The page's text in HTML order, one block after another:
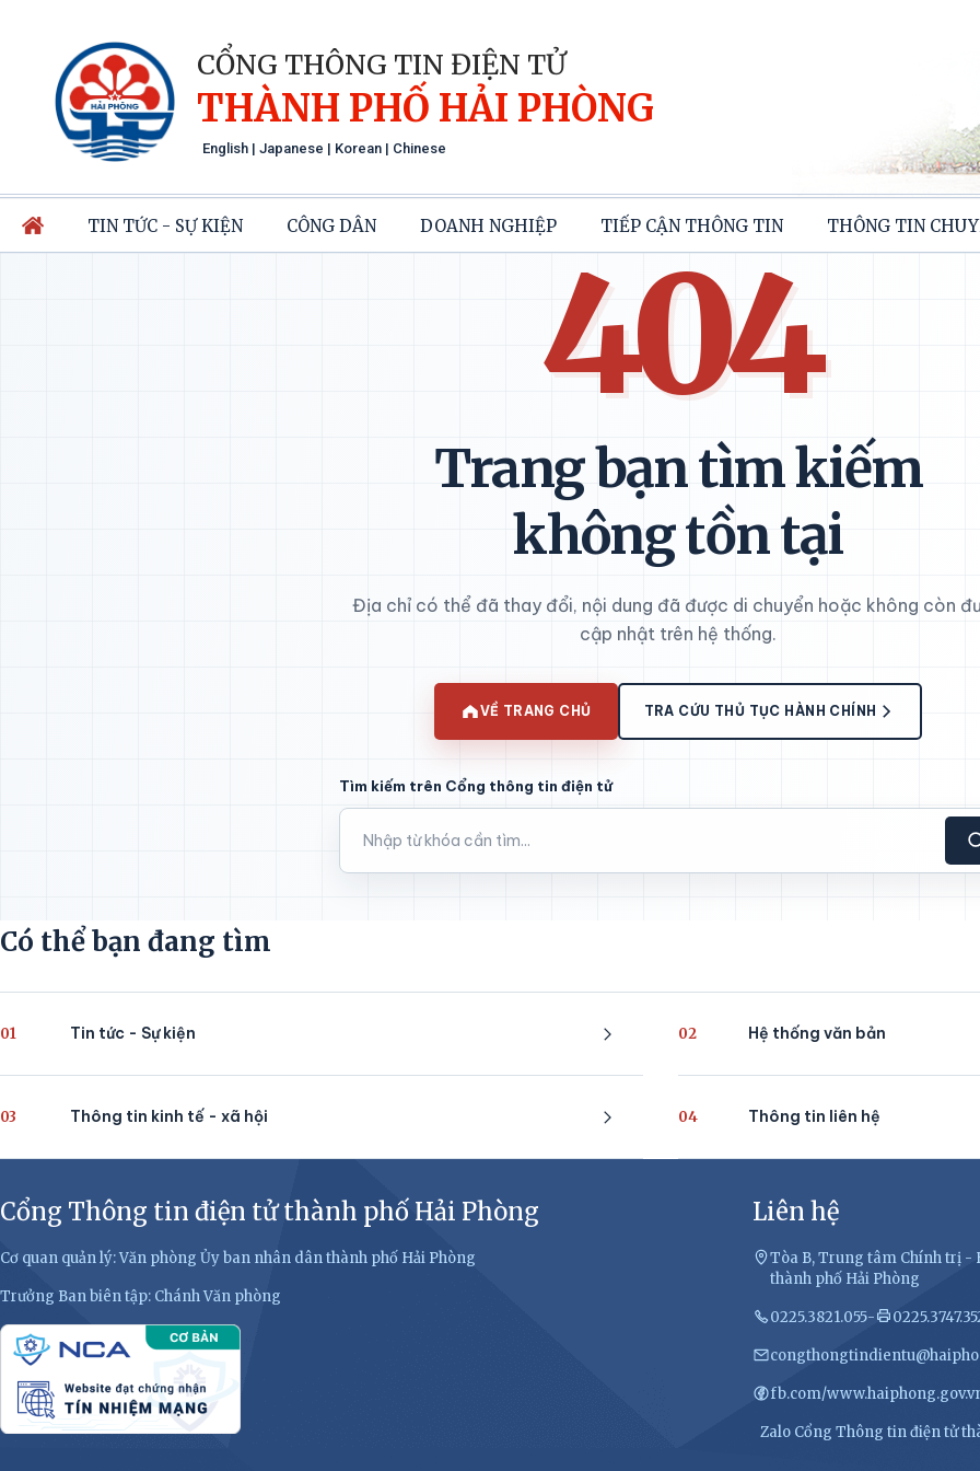
CỔNG THÔNG TIN ĐIỆN TỬ
THÀNH PHỐ HẢI PHÒNG
English | Japanese | Korean | Chinese
TIN TỨC - SỰ KIỆN CÔNG DÂN DOANH NGHIỆP TIẾP CẬN THÔNG TIN THÔNG TIN
404
Trang bạn tìm kiếm
không tồn tại
Địa chỉ có thể đã thay đổi, nội dung đã được di chuyển hoặc không còn
cập nhật trên hệ thống.
VỀ TRANG CHỦ TRA CỨU THỦ TỤC HÀNH CHÍNH
Tìm kiếm trên Cổng thông tin điện tử
Có thể bạn đang tìm
01 Tin tức - Sự kiện 02 Hệ thống văn bản
03 Thông tin kinh tế - xã hội 04 Thông tin liên hệ
Cổng Thông tin điện tử thành phố Hải Phòng
Cơ quan quản lý: Văn phòng Ủy ban nhân dân thành phố Hải Phòng
Trưởng Ban biên tập: Chánh Văn phòng
Liên hệ
Tòa B, Trung tâm Chính trị -
thành phố Hải Phòng
0225.3821.055-
fb.com/
Zalo Cổng Thông tin điện tử